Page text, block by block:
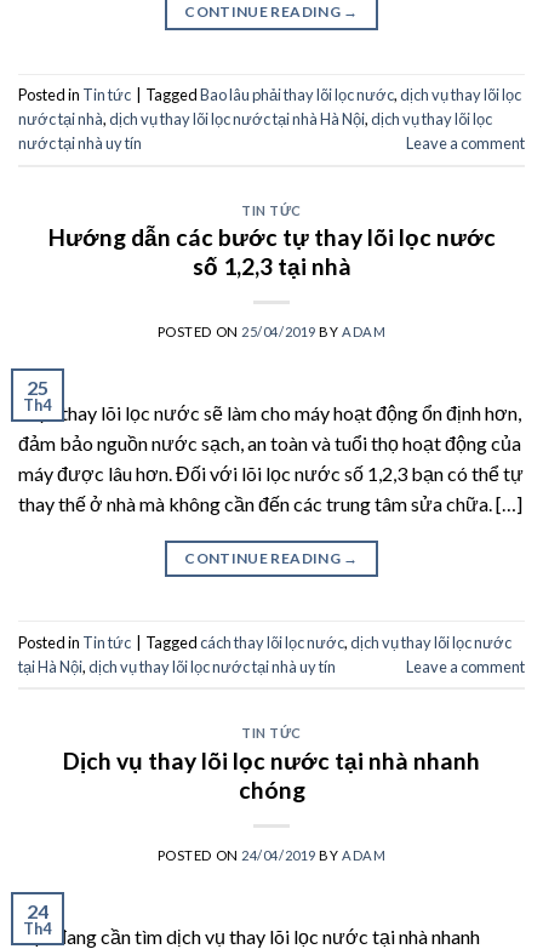
CONTINUE READING →
Posted in Tin tức TaggedBao lâu phải thay lõi lọc nước,dịch vụ thay lõi lọc
nước tại nhà,dịch vụ thay lõi lọc nước tại nhà Hà Nội,dịch vụ thay lõi lọc
nước tại nhà uy tín
Leave a comment
TIN TỨC
Hướng dẫn các bước tự thay lõi lọc nước
số 1,2,3 tại nhà
POSTED ON 25/04/2019 BYADAM
25
Th4
Việc thay lõi lọc nước sẽ làm cho máy hoạt động ổn định hơn,
đảm bảo nguồn nước sạch, an toàn và tuổi thọ hoạt động của
máy được lâu hơn. Đối với lõi lọc nước số 1,2,3 bạn có thể tự
thay thế ở nhà mà không cần đến các trung tâm sửa chữa. […]
CONTINUE READING →
Posted in Tin tức | Taggedcách thay lõi lọc nước,dịch vụ thay lõi lọc nước
tại Hà Nội,dịch vụ thay lõi lọc nước tại nhà uy tín Leave a comment
TIN TỨC
Dịch vụ thay lõi lọc nước tại nhà nhanh
chóng
POSTED ON 24/04/2019 BYADAM
24
Th4
Bạn đang cần tìm dịch vụ thay lõi lọc nước tại nhà nhanh